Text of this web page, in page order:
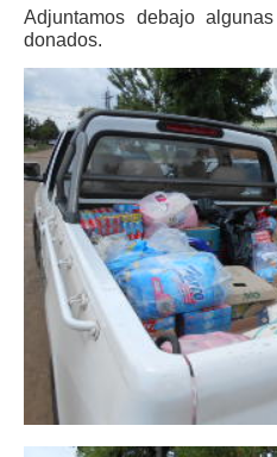
Adjuntamos debajo
donados.